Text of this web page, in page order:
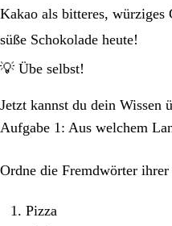
Kakao als bitteres, würziges
süße Schokolade heute!
💡 Übe selbst!
Jetzt kannst du dein Wissen
Aufgabe 1: Aus welchem
Ordne die Fremdwörter
Pizza